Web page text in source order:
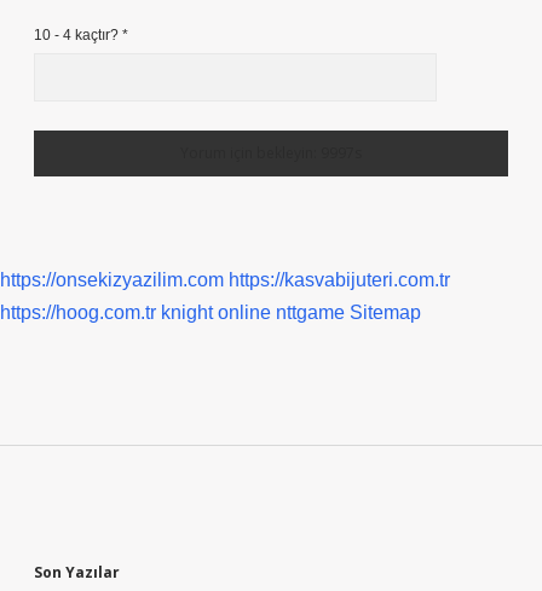
10 - 4 kaçtır? *
https://onsekizyazilim.com https://kasvabijuteri.com.tr
https://hoog.com.tr knight online nttgame Sitemap
Son Yazılar